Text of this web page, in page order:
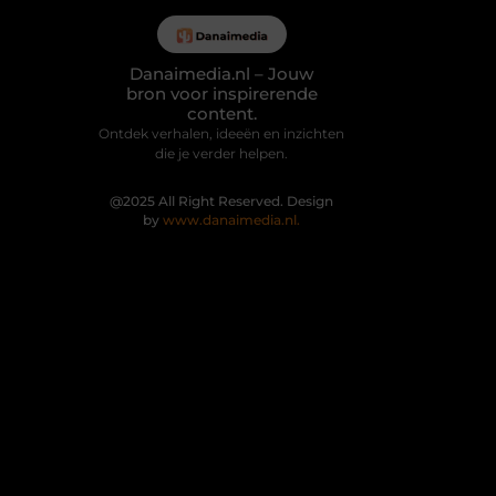
Danaimedia.nl – Jouw
bron voor inspirerende
content.
Ontdek verhalen, ideeën en inzichten
die je verder helpen.
@2025 All Right Reserved. Design
bywww.danaimedia.nl.